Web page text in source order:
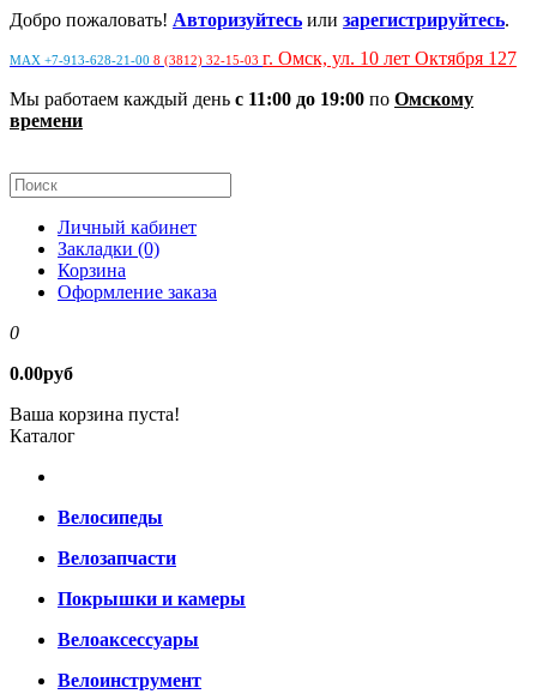
Добро пожаловать! Авторизуйтесь или зарегистрируйтесь.
MAX +7-913-628-21-00 8 (3812) 32-15-03 г. Омск, ул. 10 лет Октября 127
Мы работаем каждый день с 11:00 до 19:00 по Омскому
времени
Личный кабинет
Закладки (0)
Корзина
Оформление заказа
0
0.00руб
Ваша корзина пуста!
Каталог
Велосипеды
Велозапчасти
Покрышки и камеры
Велоаксессуары
Велоинструмент